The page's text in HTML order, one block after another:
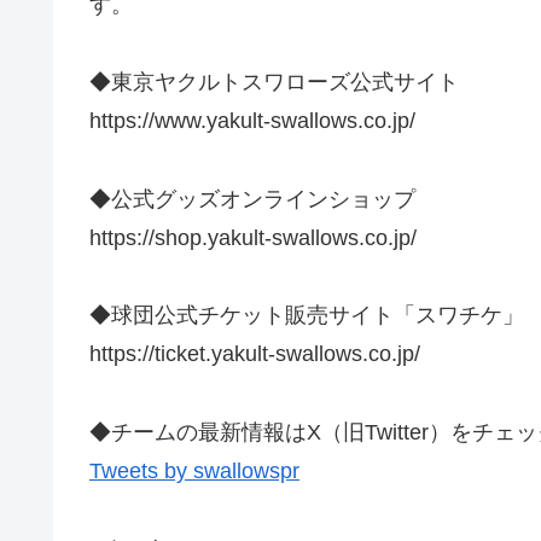
◆東京ヤクルトスワローズ公式サイト
https://www.yakult-swallows.co.jp/
◆公式グッズオンラインショップ
https://shop.yakult-swallows.co.jp/
◆球団公式チケット販売サイト「スワチケ」
https://ticket.yakult-swallows.co.jp/
◆チームの最新情報はX（旧Twitter）をチェ
Tweets by swallowspr